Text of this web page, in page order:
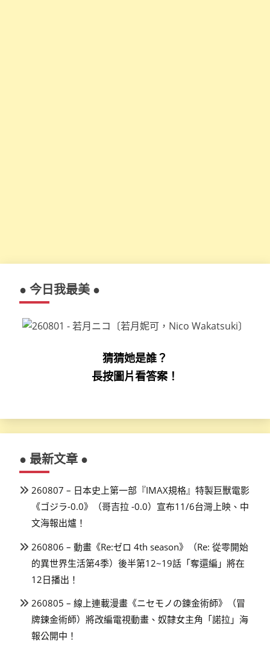
● 今日我最美 ●
猜猜她是誰？
長按圖片看答案！
● 最新文章 ●
260807 – 日本史上第一部『IMAX規格』特製巨獸電影
《ゴジラ-0.0》（哥吉拉 -0.0）宣布11/6台灣上映、中
文海報出爐！
260806 – 動畫《Re:ゼロ 4th season》（Re: 從零開始
的異世界生活第4季）後半第12~19話「奪還編」將在
12日播出！
260805 – 線上連載漫畫《ニセモノの錬金術師》（冒
牌鍊金術師）將改編電視動畫、奴隸女主角「諾拉」海
報公開中！